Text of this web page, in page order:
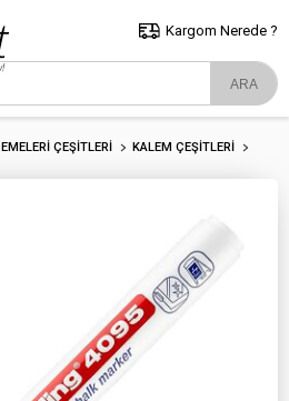
İstanbul İçi Kargo Bedava!
İçin Tıklayın..
Kargom Nerede ?
ÇEŞITLERI
KALEM ÇEŞITLERI